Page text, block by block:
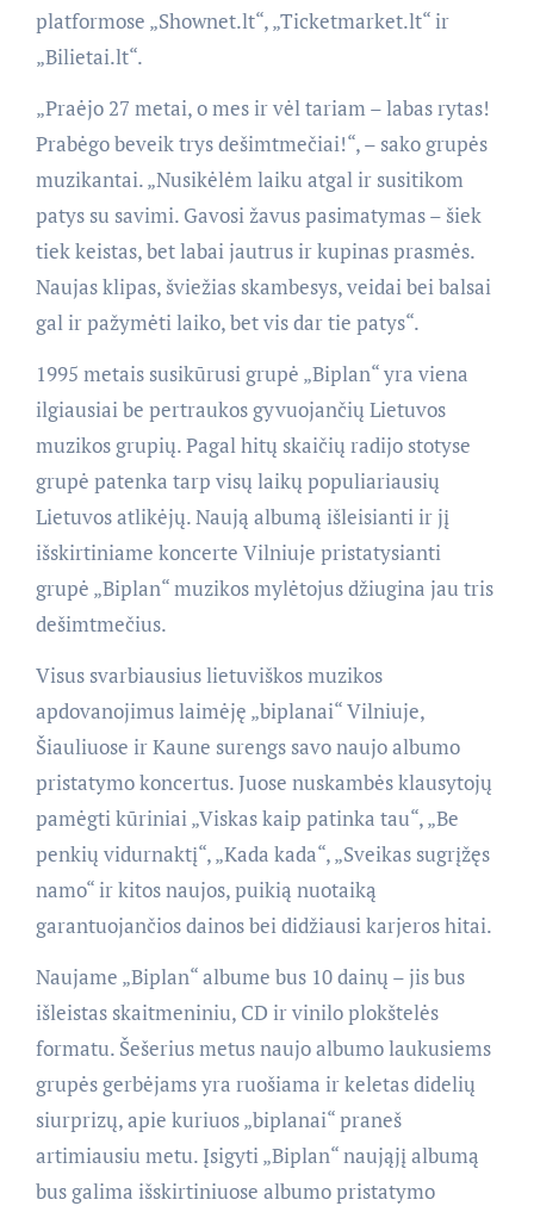
platformose „Shownet.lt“, „Ticketmarket.lt“ ir
„Bilietai.lt“.
„Praėjo 27 metai, o mes ir vėl tariam – labas rytas!
Prabėgo beveik trys dešimtmečiai!“, – sako grupės
muzikantai. „Nusikėlėm laiku atgal ir susitikom
patys su savimi. Gavosi žavus pasimatymas – šiek
tiek keistas, bet labai jautrus ir kupinas prasmės.
Naujas klipas, šviežias skambesys, veidai bei balsai
gal ir pažymėti laiko, bet vis dar tie patys“.
1995 metais susikūrusi grupė „Biplan“ yra viena
ilgiausiai be pertraukos gyvuojančių Lietuvos
muzikos grupių. Pagal hitų skaičių radijo stotyse
grupė patenka tarp visų laikų populiariausių
Lietuvos atlikėjų. Naują albumą išleisianti ir jį
išskirtiniame koncerte Vilniuje pristatysianti
grupė „Biplan“ muzikos mylėtojus džiugina jau tris
dešimtmečius.
Visus svarbiausius lietuviškos muzikos
apdovanojimus laimėję „biplanai“ Vilniuje,
Šiauliuose ir Kaune surengs savo naujo albumo
pristatymo koncertus. Juose nuskambės klausytojų
pamėgti kūriniai „Viskas kaip patinka tau“, „Be
penkių vidurnaktį“, „Kada kada“, „Sveikas sugrįžęs
namo“ ir kitos naujos, puikią nuotaiką
garantuojančios dainos bei didžiausi karjeros hitai.
Naujame „Biplan“ albume bus 10 dainų – jis bus
išleistas skaitmeniniu, CD ir vinilo plokštelės
formatu. Šešerius metus naujo albumo laukusiems
grupės gerbėjams yra ruošiama ir keletas didelių
siurprizų, apie kuriuos „biplanai“ praneš
artimiausiu metu. Įsigyti „Biplan“ naująjį albumą
bus galima išskirtiniuose albumo pristatymo